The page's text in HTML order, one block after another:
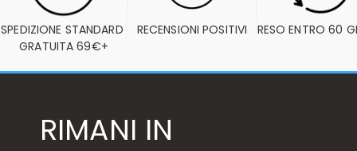
SPEDIZIONE STANDARD
GRATUITA 69€+
RECENSIONI POSITIVI RESO ENTRO 60
RIMANI IN